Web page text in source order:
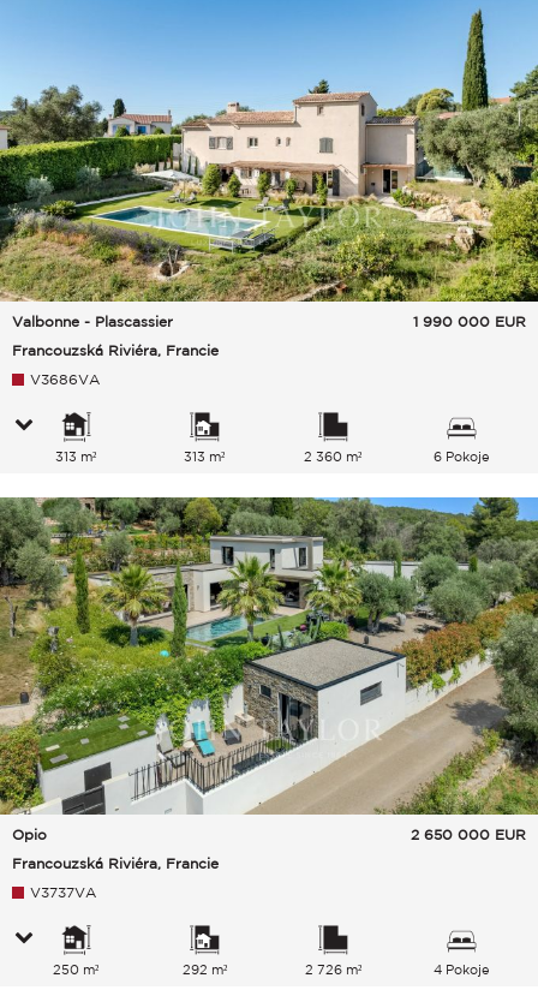
Valbonne - Plascassier
Francouzská Riviéra, Francie
1 990 000 EUR
V3686VA
313 m² 313 m² 2 360 m² 6 Pokoje
Opio
Francouzská Riviéra, Francie
2 650 000 EUR
V3737VA
250 m² 292 m² 2 726 m² 4 Pokoje